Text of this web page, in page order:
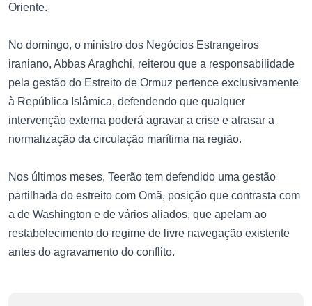
Oriente.
No domingo, o ministro dos Negócios Estrangeiros
iraniano, Abbas Araghchi, reiterou que a responsabilidade
pela gestão do Estreito de Ormuz pertence exclusivamente
à República Islâmica, defendendo que qualquer
intervenção externa poderá agravar a crise e atrasar a
normalização da circulação marítima na região.
Nos últimos meses, Teerão tem defendido uma gestão
partilhada do estreito com Omã, posição que contrasta com
a de Washington e de vários aliados, que apelam ao
restabelecimento do regime de livre navegação existente
antes do agravamento do conflito.